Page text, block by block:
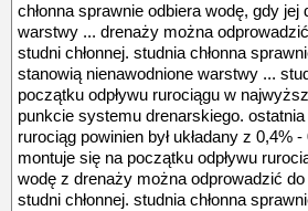
chłonna sprawnie odbiera wodę, gdy
warstwy ... drenaży można
studni chłonnej. studnia chłonna
stanowią nienawodnione warstwy ...
początku odpływu rurociągu w
punkcie systemu drenarskiego.
rurociąg powinien był układany z 0,4%
montuje się na początku odpływu
wodę z drenaży można odprowadzić
studni chłonnej. studnia chłonna